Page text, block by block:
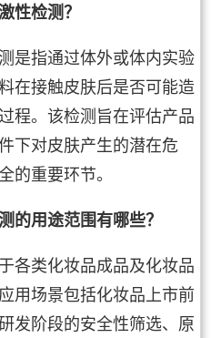
性检测？
是指通过体外或体内实验
在接触皮肤后是否可能造
程。该检测旨在评估产品
下对皮肤产生的潜在危
的重要环节。
的用途范围有哪些？
各类化妆品成品及化妆品
用场景包括化妆品上市前
发阶段的安全性筛选、原